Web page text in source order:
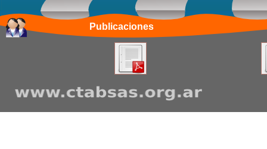
Publicaciones